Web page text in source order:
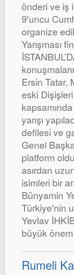
önderi ve iş
9'uncu
organize
Yarışması
Ersin Tatar,
eski
yarışı
defilesi ve
Genel
platform
asırdan
isimleri bir
Bünyamin
Türkiye'nin
Yevlav
büyük
Rumeli